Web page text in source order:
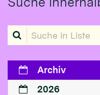
Suche in Liste
Archiv
2026